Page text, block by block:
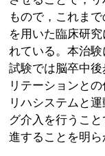
もので，これま
を用いた臨床研
れている。本治
試験では脳卒中
リテーションと
リハシステムと
グ介入を行うこ
進することを明ら